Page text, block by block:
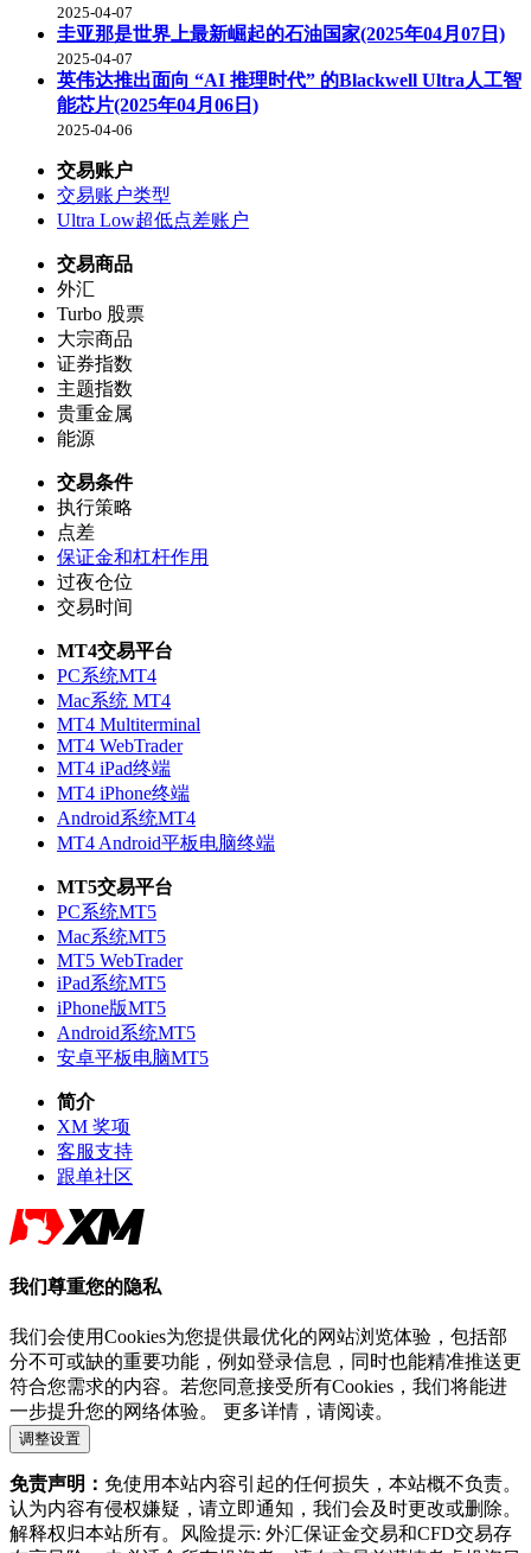
2025-04-07
圭亚那是世界上最新崛起的石油国家(2025年04月07日)
2025-04-07
英伟达推出面向 “AI 推理时代” 的Blackwell Ultra人工智
能芯片(2025年04月06日)
2025-04-06
交易账户
交易账户类型
Ultra Low超低点差账户
交易商品
外汇
Turbo 股票
大宗商品
证券指数
主题指数
贵重金属
能源
交易条件
执行策略
点差
保证金和杠杆作用
过夜仓位
交易时间
MT4交易平台
PC系统MT4
Mac系统 MT4
MT4 Multiterminal
MT4 WebTrader
MT4 iPad终端
MT4 iPhone终端
Android系统MT4
MT4 Android平板电脑终端
MT5交易平台
PC系统MT5
Mac系统MT5
MT5 WebTrader
iPad系统MT5
iPhone版MT5
Android系统MT5
安卓平板电脑MT5
简介
XM 奖项
客服支持
跟单社区
我们尊重您的隐私
我们会使用Cookies为您提供最优化的网站浏览体验，包括部
分不可或缺的重要功能，例如登录信息，同时也能精准推送更
符合您需求的内容。若您同意接受所有Cookies，我们将能进
一步提升您的网络体验。 更多详情，请阅读。
调整设置
免责声明： 免使用本站内容引起的任何损失，本站概不负责。
认为内容有侵权嫌疑，请立即通知，我们会及时更改或删除。
解释权归本站所有。风险提示: 外汇保证金交易和CFD交易存